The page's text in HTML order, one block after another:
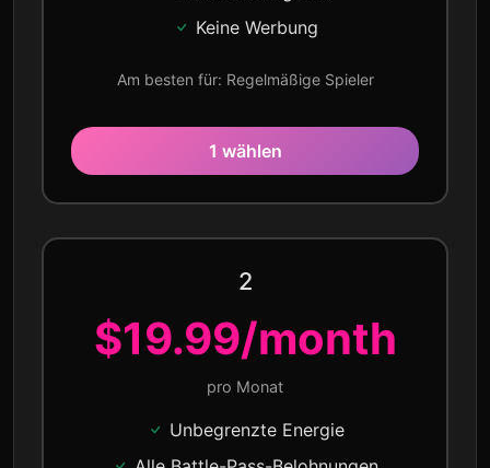
Keine Werbung
Am besten für: Regelmäßige Spieler
1 wählen
2
$19.99/month
pro Monat
Unbegrenzte Energie